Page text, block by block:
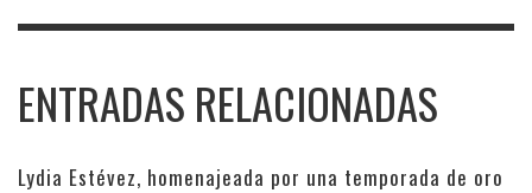
ENTRADAS RELACIONADAS
Lydia Estévez, homenajeada por una temporada de oro